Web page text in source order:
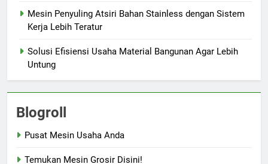
Mesin Penyuling Atsiri Bahan Stainless dengan Sistem
Kerja Lebih Teratur
Solusi Efisiensi Usaha Material Bangunan Agar Lebih
Untung
Blogroll
Pusat Mesin Usaha Anda
Temukan Mesin Grosir Disini!